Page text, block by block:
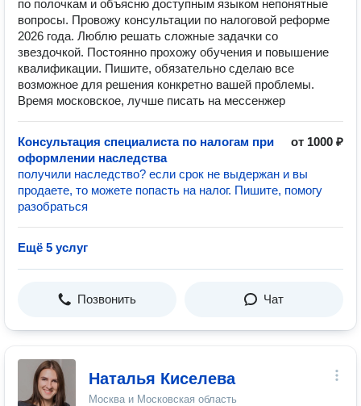
по полочкам и объясню доступным языком непонятные
вопросы. Провожу консультации по налоговой реформе
2026 года. Люблю решать сложные задачки со
звездочкой. Постоянно прохожу обучения и повышение
квалификации. Пишите, обязательно сделаю все
возможное для решения конкретно вашей проблемы.
Время московское, лучше писать на мессенжер
Консультация специалиста по налогам при
оформлении наследства
от 1000 ₽
получили наследство? если срок не выдержан и вы
продаете, то можете попасть на налог. Пишите, помогу
разобраться
Ещё 5 услуг
Позвонить Чат
Наталья Киселева
Москва и Московская область